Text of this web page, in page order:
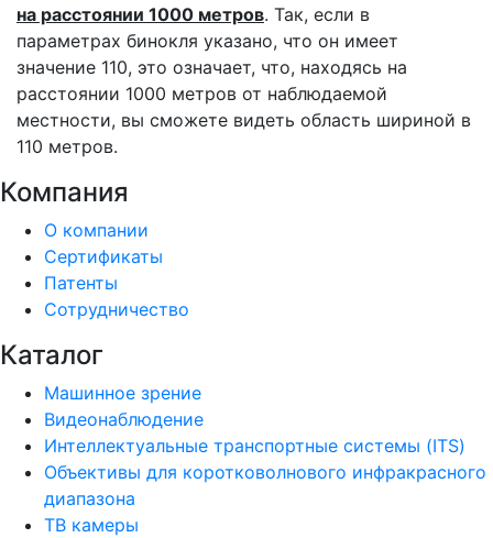
на расстоянии 1000 метров. Так, если в
параметрах бинокля указано, что он имеет
значение 110, это означает, что, находясь на
расстоянии 1000 метров от наблюдаемой
местности, вы сможете видеть область шириной в
110 метров.
Компания
О компании
Сертификаты
Патенты
Сотрудничество
Каталог
Машинное зрение
Видеонаблюдение
Интеллектуальные транспортные системы (ITS)
Объективы для коротковолнового инфракрасного
диапазона
ТВ камеры